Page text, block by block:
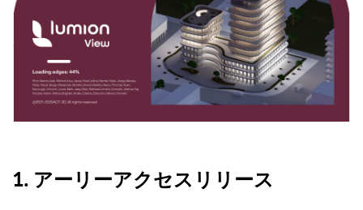
1. アーリーアクセスリリース